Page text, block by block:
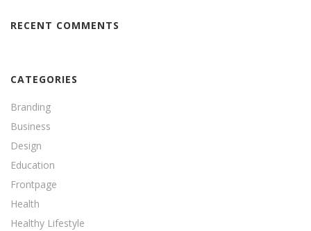
RECENT COMMENTS
CATEGORIES
Branding
Business
Design
Education
Frontpage
Health
Healthy Lifestyle